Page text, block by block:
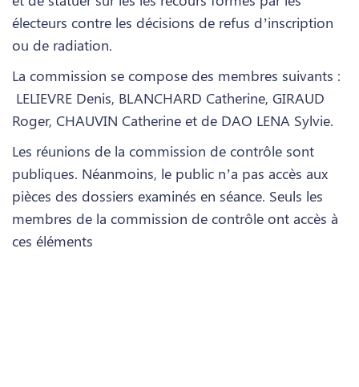
électeurs contre les décisions de refus d’inscription
ou de radiation.
La commission se compose des membres suivants :
LELIEVRE Denis, BLANCHARD Catherine, GIRAUD
Roger, CHAUVIN Catherine et de DAO LENA Sylvie.
Les réunions de la commission de contrôle sont
publiques. Néanmoins, le public n’a pas accès aux
pièces des dossiers examinés en séance. Seuls les
membres de la commission de contrôle ont accès à
ces éléments